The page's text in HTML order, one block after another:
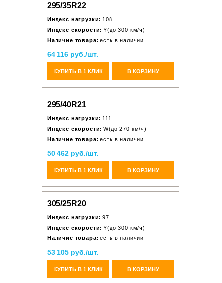
295/35R22
Индекс нагрузки: 108
Индекс скорости: Y(до 300 км/ч)
Наличие товара: есть в наличии
64 116 руб./шт.
КУПИТЬ В 1 КЛИК В КОРЗИНУ
295/40R21
Индекс нагрузки: 111
Индекс скорости: W(до 270 км/ч)
Наличие товара: есть в наличии
50 462 руб./шт.
КУПИТЬ В 1 КЛИК В КОРЗИНУ
305/25R20
Индекс нагрузки: 97
Индекс скорости: Y(до 300 км/ч)
Наличие товара: есть в наличии
53 105 руб./шт.
КУПИТЬ В 1 КЛИК В КОРЗИНУ